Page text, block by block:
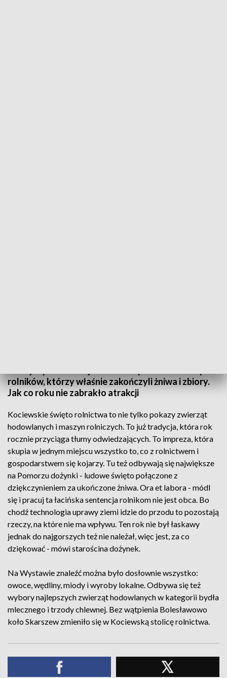
rolników, którzy właśnie zakończyli żniwa i zbiory.
Jak co roku nie zabrakło atrakcji
Kociewskie święto rolnictwa to nie tylko pokazy zwierząt
hodowlanych i maszyn rolniczych. To już tradycja, która rok
rocznie przyciąga tłumy odwiedzających. To impreza, która
skupia w jednym miejscu wszystko to, co z rolnictwem i
gospodarstwem się kojarzy. Tu też odbywają się największe
na Pomorzu dożynki - ludowe święto połączone z
dziękczynieniem za ukończone żniwa. Ora et labora - módl
się i pracuj ta łacińska sentencja rolnikom nie jest obca. Bo
chodź technologia uprawy ziemi idzie do przodu to pozostają
rzeczy, na które nie ma wpływu. Ten rok nie był łaskawy
jednak do najgorszych też nie należał, więc jest, za co
dziękować - mówi starościna dożynek.
Na Wystawie znaleźć można było dosłownie wszystko:
owoce, wędliny, miody i wyroby lokalne. Odbywa się też
wybory najlepszych zwierząt hodowlanych w kategorii bydła
mlecznego i trzody chlewnej. Bez wątpienia Bolesławowo
koło Skarszew zmieniło się w Kociewską stolicę rolnictwa.